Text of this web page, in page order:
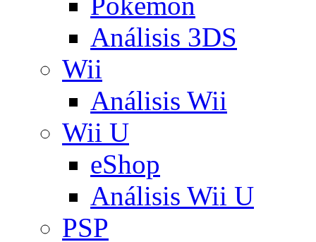
Análisis 3DS
Wii
Análisis Wii
Wii U
eShop
Análisis Wii U
PSP